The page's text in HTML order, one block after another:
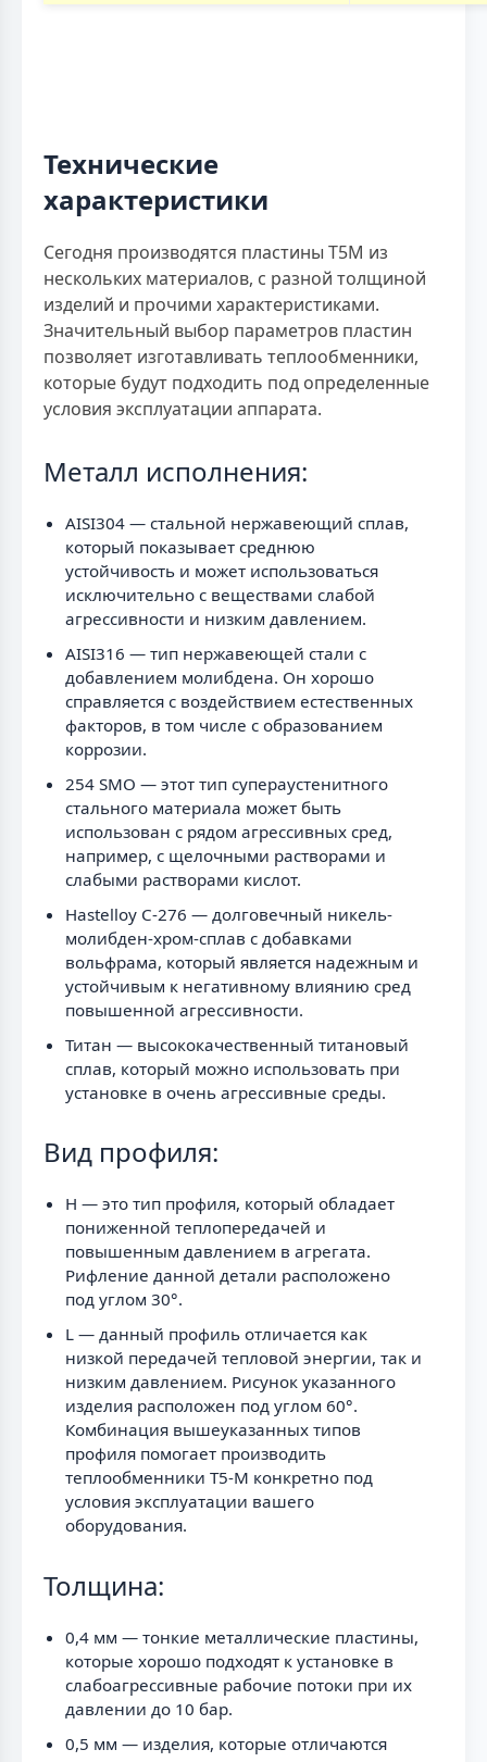
Технические
характеристики
Сегодня производятся пластины T5M из
нескольких материалов, с разной толщиной
изделий и прочими характеристиками.
Значительный выбор параметров пластин
позволяет изготавливать теплообменники,
которые будут подходить под определенные
условия эксплуатации аппарата.
Металл исполнения:
AISI304 — стальной нержавеющий сплав,
который показывает среднюю
устойчивость и может использоваться
исключительно с веществами слабой
агрессивности и низким давлением.
AISI316 — тип нержавеющей стали с
добавлением молибдена. Он хорошо
справляется с воздействием естественных
факторов, в том числе с образованием
коррозии.
254 SMO — этот тип супераустенитного
стального материала может быть
использован с рядом агрессивных сред,
например, с щелочными растворами и
слабыми растворами кислот.
Hastelloy C-276 — долговечный никель-
молибден-хром-сплав с добавками
вольфрама, который является надежным и
устойчивым к негативному влиянию сред
повышенной агрессивности.
Титан — высококачественный титановый
сплав, который можно использовать при
установке в очень агрессивные среды.
Вид профиля:
H — это тип профиля, который обладает
пониженной теплопередачей и
повышенным давлением в агрегата.
Рифление данной детали расположено
под углом 30°.
L — данный профиль отличается как
низкой передачей тепловой энергии, так и
низким давлением. Рисунок указанного
изделия расположен под углом 60°.
Комбинация вышеуказанных типов
профиля помогает производить
теплообменники T5-M конкретно под
условия эксплуатации вашего
оборудования.
Толщина:
0,4 мм — тонкие металлические пластины,
которые хорошо подходят к установке в
слабоагрессивные рабочие потоки при их
давлении до 10 бар.
0,5 мм — изделия, которые отличаются